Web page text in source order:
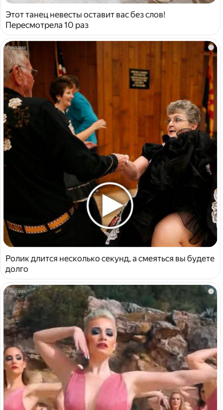
Этот танец невесты оставит вас без слов!
Пересмотрела 10 раз
i
Ролик длится несколько секунд, а смеяться вы будете
долго
i